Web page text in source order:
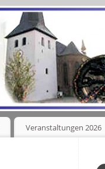
Veranstaltungen 2026